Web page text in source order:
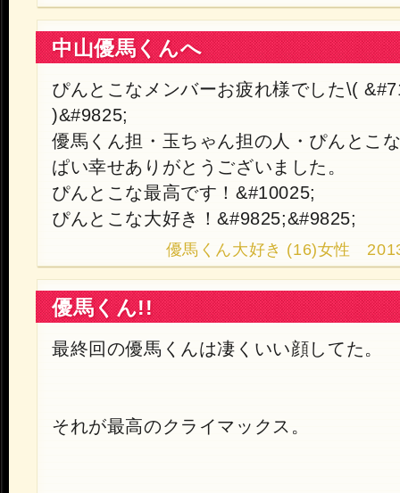
中山優馬くんへ
ぴんとこなメンバーお疲れ様でした\(
)&#9825;
優馬くん担・玉ちゃん担の人・ぴんとこ
ぱい幸せありがとうございました。
ぴんとこな最高です！&#10025;
ぴんとこな大好き！&#9825;&#9825;
優馬くん大好き (16)女性
優馬くん!!
最終回の優馬くんは凄くいい顔してた。
それが最高のクライマックス。